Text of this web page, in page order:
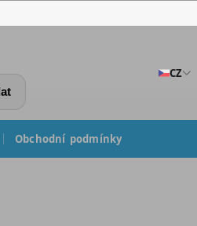
CZ
Obchodní podmínky